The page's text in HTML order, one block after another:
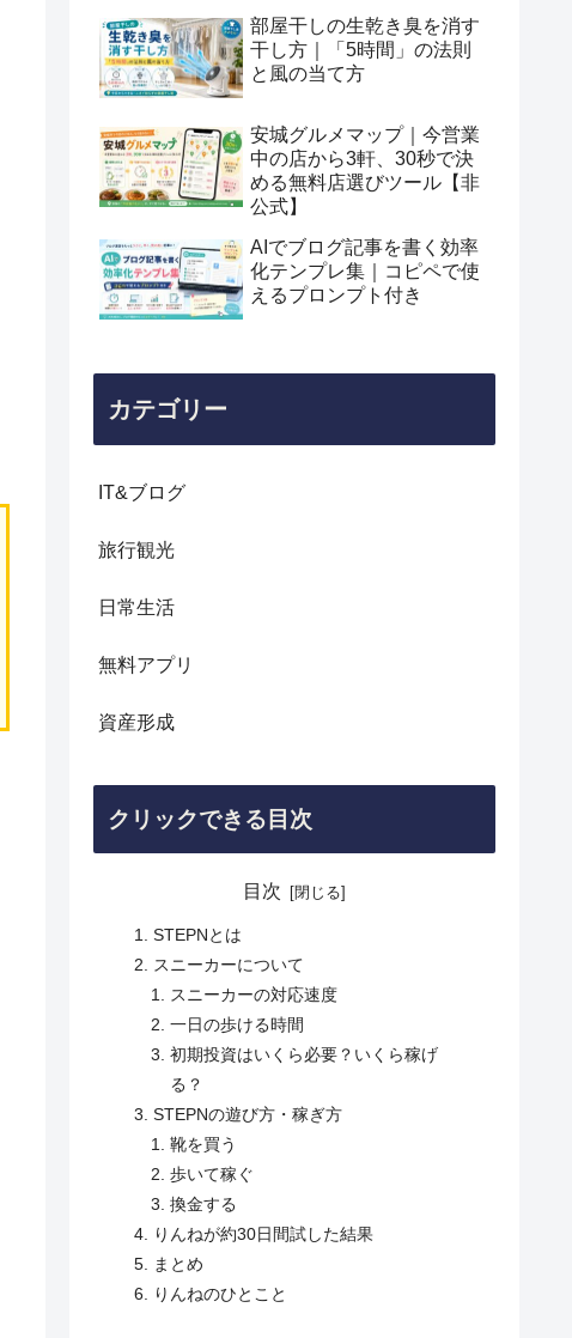
部屋干しの生乾き臭を消す
干し方｜「5時間」の法則
と風の当て方
安城グルメマップ｜今営業
中の店から3軒、30秒で決
める無料店選びツール【非
公式】
AIでブログ記事を書く効率
化テンプレ集｜コピペで使
えるプロンプト付き
カテゴリー
IT&ブログ
旅行観光
日常生活
無料アプリ
資産形成
クリックできる目次
目次
STEPNとは
スニーカーについて
スニーカーの対応速度
一日の歩ける時間
初期投資はいくら必要？いくら稼げ
る？
STEPNの遊び方・稼ぎ方
靴を買う
歩いて稼ぐ
換金する
りんねが約30日間試した結果
まとめ
りんねのひとこと